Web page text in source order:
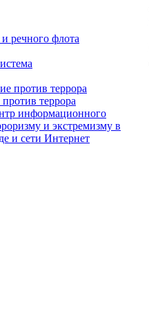
террора